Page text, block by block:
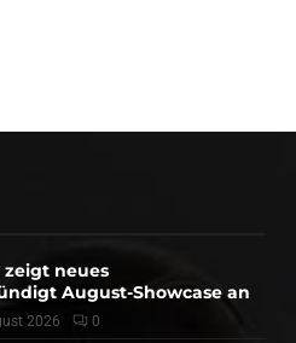
neues
August-Showcase an
2026 0